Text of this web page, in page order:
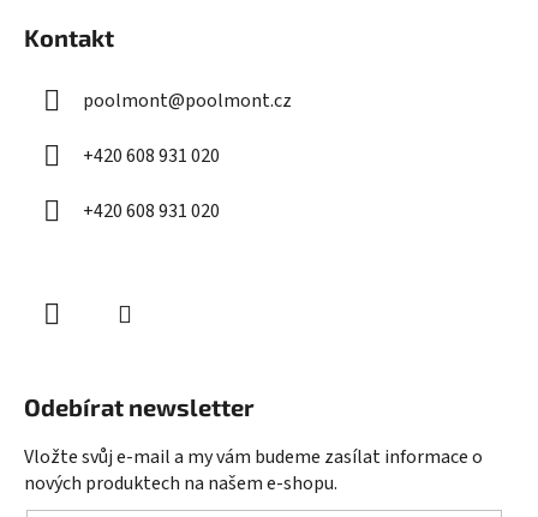
Kontakt
poolmont@poolmont.cz
+420 608 931 020
+420 608 931 020
Odebírat newsletter
Vložte svůj e-mail a my vám budeme zasílat informace o
nových produktech na našem e-shopu.